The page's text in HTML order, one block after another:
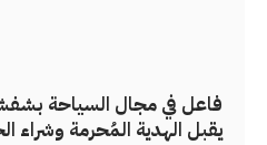
فاعل في مجال السياحة
يقبل الهدية المُحرمة وشراء